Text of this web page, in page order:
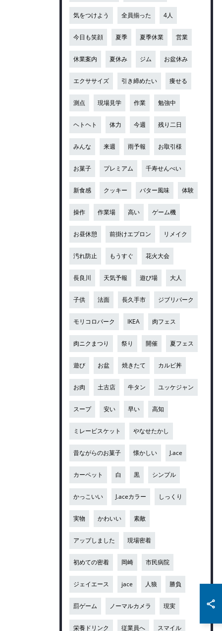
気をつけよう 全員揃った 4人
今日も笑顔 夏季 夏季休業 営業
休業案内 夏休み ジム お盆休み
エクササイズ 引き締めたい 痩せる
測点 現場見学 作業 勉強中
ヘトヘト 体力 今週 残り二日
みんな 来週 雨予報 お取引様
お菓子 プレミアム 千寿せんべい
新食感 クッキー バター風味 体験
操作 作業場 高い ゲーム機
お昼休憩 前掛けエプロン リメイク
汚れ防止 もうすぐ 花火大会
長良川 天気予報 遊び場 大人
子供 法面 長久手市 ジブリパーク
モリコロパーク IKEA 肉フェス
肉ニクまつり 祭り 開催 夏フェス
遊び お盆 焼きたて カルビ丼
お肉 土古店 牛タン ユッケジャン
スープ 安い 早い 高知
ミレービスケット やなせたかし
昔ながらのお菓子 懐かしい J.ace
カーペット 白 黒 シンプル
かっこいい J.aceカラー しっくり
実物 かわいい 素敵
アップしました 現場密着
初めての密着 岡崎 市民病院
ジェイエース jace 人狼 勝負
罰ゲーム ノーマルカメラ 現実
栄養ドリンク 従業員へ スマイル